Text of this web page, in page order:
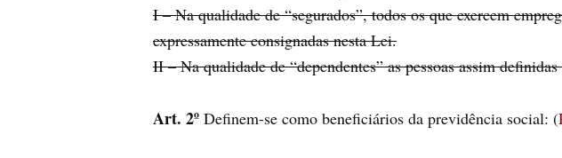
I – Na qualidade de “segurados”, todos os que exercem
expressamente consignadas nesta Lei.
II – Na qualidade de “dependentes” as pessoas assim
Art. 2º Definem-se como beneficiários da previdência social: (